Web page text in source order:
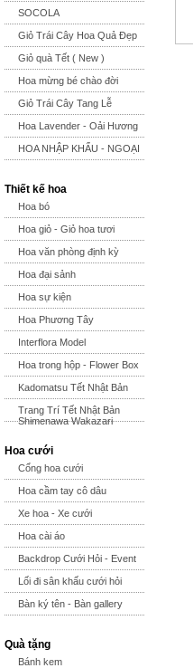
SOCOLA
Giỏ Trái Cây Hoa Quả Đẹp
Giỏ quà Tết ( New )
Hoa mừng bé chào đời
Giỏ Trái Cây Tang Lễ
Hoa Lavender - Oải Hương
HOA NHẬP KHẨU - NGOẠI
Thiết kế hoa
Hoa bó
Hoa giỏ - Giỏ hoa tươi
Hoa văn phòng định kỳ
Hoa đại sảnh
Hoa sự kiện
Hoa Phương Tây
Interflora Model
Hoa trong hộp - Flower Box
Kadomatsu Tết Nhật Bản
Trang Trí Tết Nhật Bản
Shimenawa Wakazari
Hoa cưới
Cổng hoa cưới
Hoa cầm tay cô dâu
Xe hoa - Xe cưới
Hoa cài áo
Backdrop Cưới Hỏi - Event
Lối đi sân khấu cưới hỏi
Bàn ký tên - Bàn gallery
Quà tặng
Bánh kem